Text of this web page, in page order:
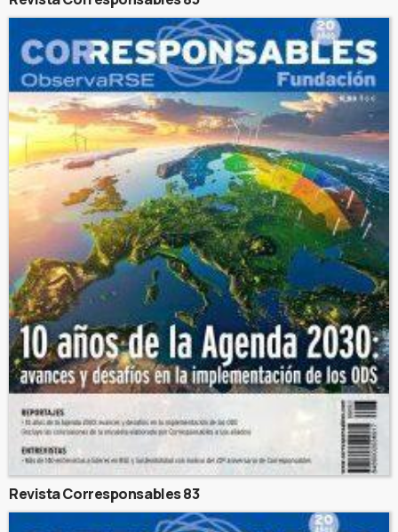
Revista Corresponsables 83